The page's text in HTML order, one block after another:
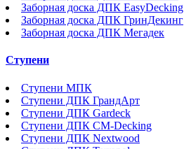
Заборная доска ДПК EasyDecking
Заборная доска ДПК ГринДекинг
Заборная доска ДПК Мегадек
Ступени
Ступени МПК
Ступени ДПК ГрандАрт
Ступени ДПК Gardeck
Ступени ДПК CM-Decking
Ступени ДПК Nextwood